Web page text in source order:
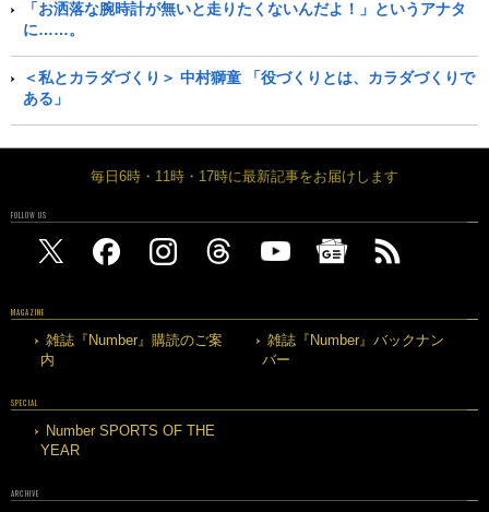
「お洒落な腕時計が無いと走りたくないんだよ！」というアナタ
に……。
＜私とカラダづくり＞ 中村獅童 「役づくりとは、カラダづくりで
ある」
毎日6時・11時・17時に最新記事をお届けします
FOLLOW US
MAGAZINE
雑誌『Number』購読のご案
内
雑誌『Number』バックナン
バー
SPECIAL
Number SPORTS OF THE
YEAR
ARCHIVE